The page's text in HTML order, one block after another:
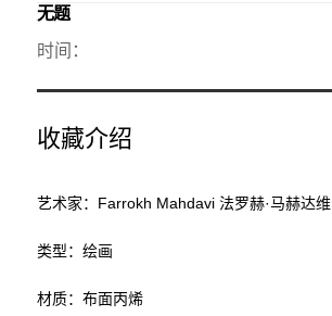
无题
时间：
收藏介绍
艺术家：Farrokh Mahdavi 法罗赫·马赫达维
类型：绘画
材质：布面丙烯